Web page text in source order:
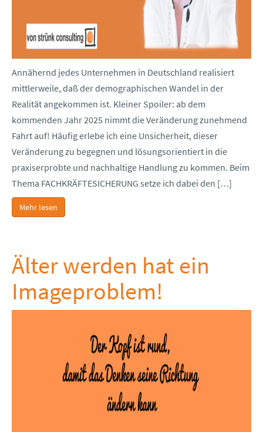
Annähernd jedes Unternehmen in Deutschland realisiert
mittlerweile, daß der demographischen Wandel in der
Realität angekommen ist. Kleiner Spoiler: ab dem
kommenden Jahr 2025 nimmt die Veränderung zunehmend
Fahrt auf! Häufig erlebe ich eine Unsicherheit, dieser
Veränderung zu begegnen und lösungsorientiert in die
praxiserprobte und nachhaltige Handlung zu kommen. Beim
Thema FACHKRÄFTESICHERUNG setze ich dabei den […]
Mehr lesen
Älter werden hat ein
Imageproblem!